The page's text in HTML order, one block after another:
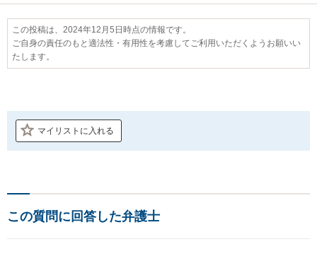
この投稿は、2024年12月5日時点の情報です。
ご自身の責任のもと適法性・有用性を考慮してご利用いただくようお願いい
たします。
マイリストに入れる
この質問に回答した弁護士